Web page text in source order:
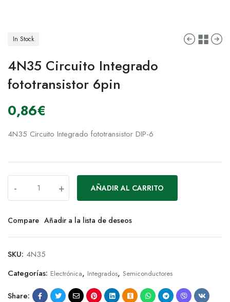
In Stock
4N35 Circuito Integrado
fototransistor 6pin
0,86€
4N35 Circuito Integrado fototransistor DIP-6
- + AÑADIR AL CARRITO
Compare Añadir a la lista de deseos
SKU: 4N35
Categorías: Electrónica, Integrados, Semiconductores
Share: